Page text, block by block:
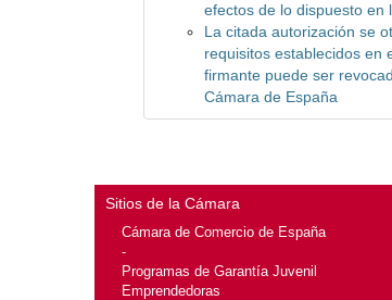
efectos de lo dispuesto en
La citada autorización se
requisitos establecidos en
firmante puede ser
Cámara de España
Sitios de la Cámara
Cámara de Comercio de España
-
Programas de Garantía Juvenil
Emprendedoras